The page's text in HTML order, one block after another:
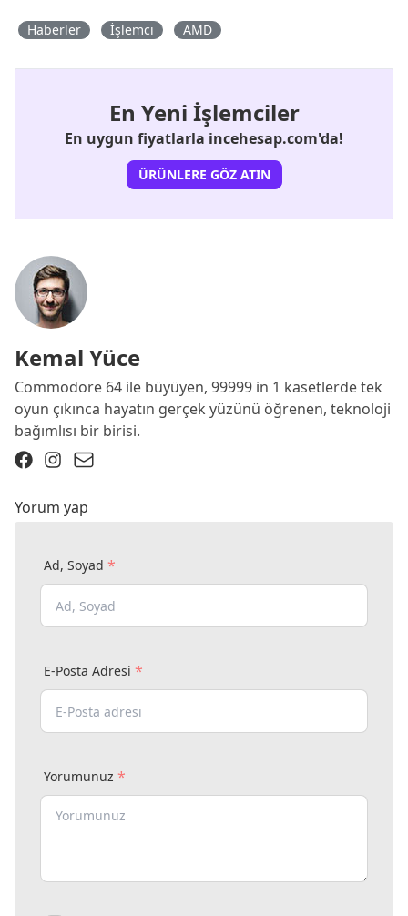
Haberler İşlemci AMD
En Yeni İşlemciler
En uygun fiyatlarla incehesap.com'da!
ÜRÜNLERE GÖZ ATIN
Kemal Yüce
Commodore 64 ile büyüyen, 99999 in 1 kasetlerde tek
oyun çıkınca hayatın gerçek yüzünü öğrenen, teknoloji
bağımlısı bir birisi.
Yorum yap
Ad, Soyad *
E-Posta Adresi *
Yorumunuz *